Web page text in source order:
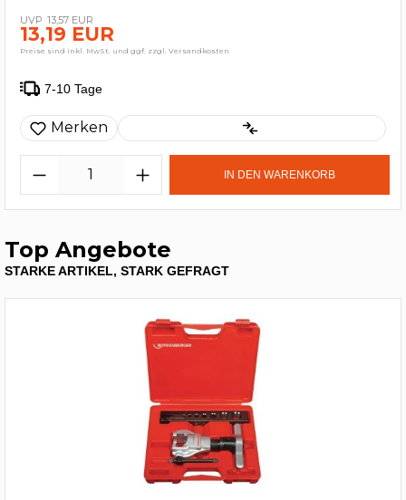
13,57 EUR
13,19 EUR
Preise sind inkl. MwSt. und ggf. zzgl. Versandkosten
7-10 Tage
Merken
IN DEN WARENKORB
Top Angebote
STARKE ARTIKEL, STARK GEFRAGT